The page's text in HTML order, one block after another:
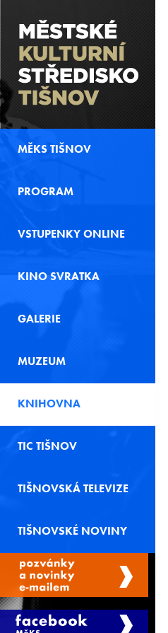
MĚKS TIŠNOV
PROGRAM
VSTUPENKY ONLINE
KINO SVRATKA
GALERIE
MUZEUM
KNIHOVNA
TIC TIŠNOV
TIŠNOVSKÁ TELEVIZE
TIŠNOVSKÉ NOVINY